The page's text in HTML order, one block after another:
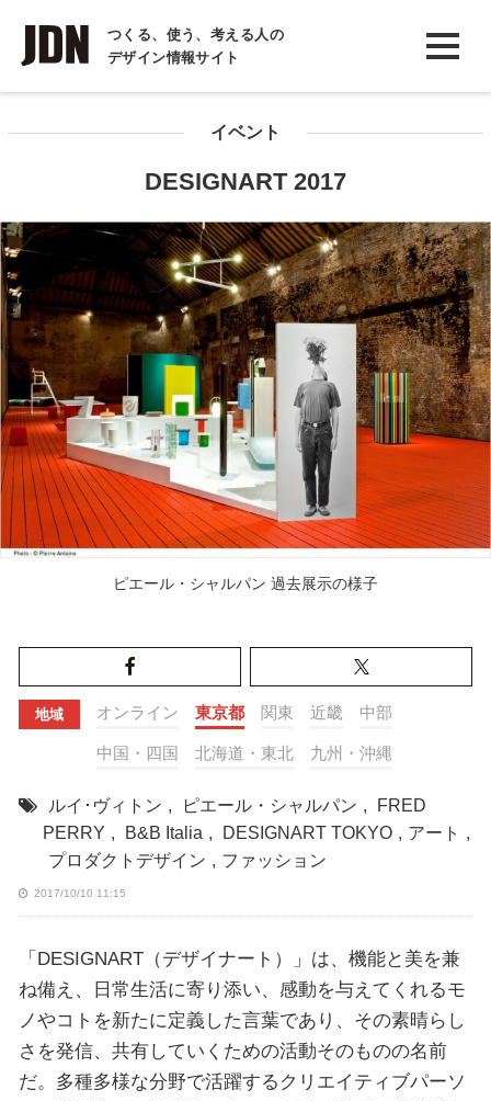
つくる、使う、考える人の
デザイン情報サイト
INTERVIEW
インタビュー
コラム
イベント
DESIGNART 2017
ピエール・シャルパン 過去展示の様子
地域 オンライン 東京都 関東 近畿 中部
中国・四国 北海道・東北 九州・沖縄
ルイ･ヴィトン , ピエール・シャルパン ,
FRED
PERRY , B&B Italia , DESIGNART TOKYO , アート ,
プロダクトデザイン , ファッション
2017/10/10 11:15
「DESIGNART（デザイナート）」は、機能と美を兼
ね備え、日常生活に寄り添い、感動を与えてくれるモ
ノやコトを新たに定義した言葉であり、その素晴らし
さを発信、共有していくための活動そのものの名前
だ。多種多様な分野で活躍するクリエイティブパーソ